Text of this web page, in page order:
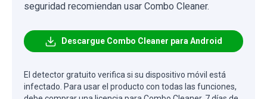
seguridad recomiendan usar Combo Cleaner.
Descargue Combo Cleaner para Android
El detector gratuito verifica si su dispositivo móvil está
infectado. Para usar el producto con todas las funciones,